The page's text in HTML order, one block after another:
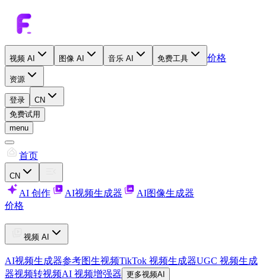
视频 AI 图像 AI 音乐 AI 免费工具 价格
资源
登录
CN
免费试用
menu
首页
CN
AI 创作 AI视频生成器
AI图像生成器
价格
视频 AI
AI视频生成器参考图生视频TikTok 视频生成器UGC 视频生成
器视频转视频AI 视频增强器 更多视频AI